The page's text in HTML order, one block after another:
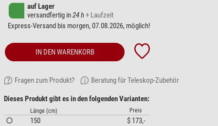
auf Lager
versandfertig in24 h+ Laufzeit
Express-Versand bis morgen, 07.08.2026, möglich!
IN DEN WARENKORB
Fragen zum Produkt? Beratung für Teleskop-Zubehör
Dieses Produkt gibt es in den folgenden Varianten:
Länge (cm) Preis
150
$ 173,-